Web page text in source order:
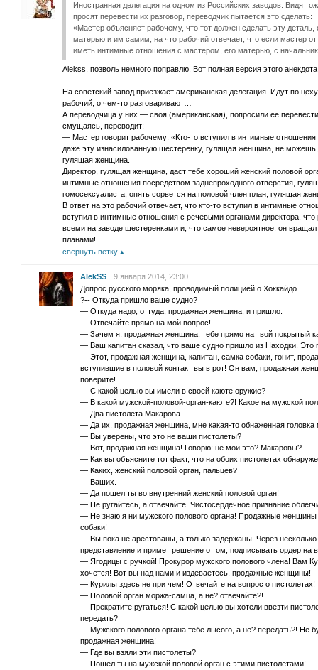
Иностранная делегация на одном из Российских заводов. Видят
просят перевести их разговор, переводчик пытается это сделать:
«Мастер объясняет рабочему, что тот должен сделать эту
матерью и им самим, на что рабочий отвечает, что если мастер от
иметь интимные отношения с мастером, его матерью, с
Alekss, позволь немного поправлю. Вот полная версия этого
На советский завод приезжает американская делегация. Идут по
рабочий, о чем-то разговаривают…
А переводчица у них — своя (американская), попросили ее
смущаясь, переводит:
— Мастер говорит рабочему: «Кто-то вступил в интимные
даже эту изнасилованную шестеренку, гулящая женщина, не
гулящая женщина.
Директор, гулящая женщина, даст тебе хороший женский половой
интимные отношения посредством заднепроходного отверстия,
гомосексуалиста, опять сорвется на половой член план, гулящая
В ответ на это рабочий отвечает, что кто-то вступил в интимные
вступил в интимные отношения с речевыми органами директора,
всеми на заводе шестеренками и, что самое невероятное: он
планами!
свернуть ветку
AlekSS
9 января 2014, 23:00
Допрос русского моряка, проводимый полицией о.Хоккайдо.
?-- Откуда пришло ваше судно?
— Откуда надо, оттуда, продажная женщина, и пришло.
— Отвечайте прямо на мой вопрос!
— Зачем я, продажная женщина, тебе прямо на твой покрытый
— Ваш капитан сказал, что ваше судно пришло из Находки. Это
— Этот, продажная женщина, капитан, самка собаки, гонит,
вступившие в половой контакт вы в рот! Он вам, продажная
поверите!
— С какой целью вы имели в своей каюте оружие?
— В какой мужской-половой-орган-каюте?! Какое на мужской
— Два пистолета Макарова.
— Да их, продажная женщина, мне какая-то обнаженная головка
— Вы уверены, что это не ваши пистолеты?
— Вот, продажная женщина! Говорю: не мои это? Макаровы?..
— Как вы объясните тот факт, что на обоих пистолетах
— Каких, женский половой орган, пальцев?
— Ваших.
— Да пошел ты во внутренний женский половой орган!
— Не ругайтесь, а отвечайте. Чистосердечное признание
— Не знаю я ни мужского полового органа! Продажные
собаки!
— Вы пока не арестованы, а только задержаны. Через
представление и примет решение о том, подписывать ордер на
— Ягодицы с ручкой! Прокурор мужского полового члена! Вам
хочется! Вот вы над нами и издеваетесь, продажные женщины!
— Курилы здесь не при чем! Отвечайте на вопрос о пистолетах!
— Половой орган моржа-самца, а не? отвечайте?!
— Прекратите ругаться! С какой целью вы хотели ввезти
передать?
— Мужского полового органа тебе лысого, а не? передать?! Не
продажная женщина!
— Где вы взяли эти пистолеты?
— Пошел ты на мужской половой орган с этими пистолетами!